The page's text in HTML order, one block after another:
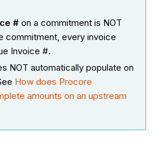
#on a commitment is NOT
commitment, every invoice
Invoice #.
NOT automatically populate on
How does Procore
amounts on an upstream